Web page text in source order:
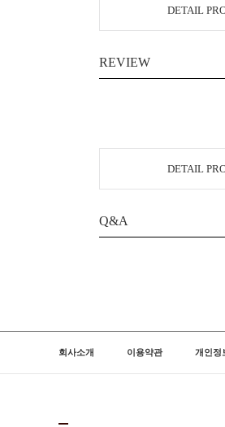
DETAIL
REVIEW
DETAIL
Q&A
회사소개 이용약관 개인정